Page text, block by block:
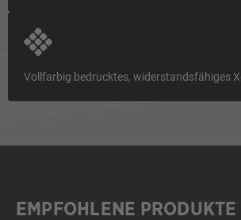
Vollfarbig bedrucktes, widerstandsfähiges
Produktgalerie überspringen
EMPFOHLENE PRODUKTE